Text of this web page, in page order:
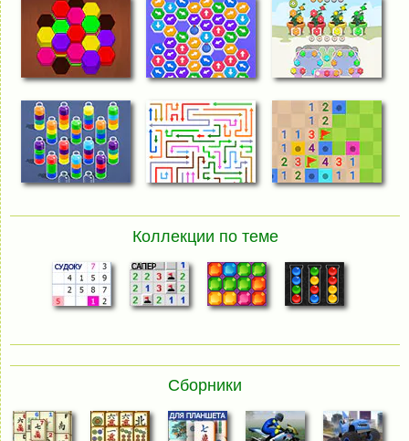
Коллекции по теме
Сборники